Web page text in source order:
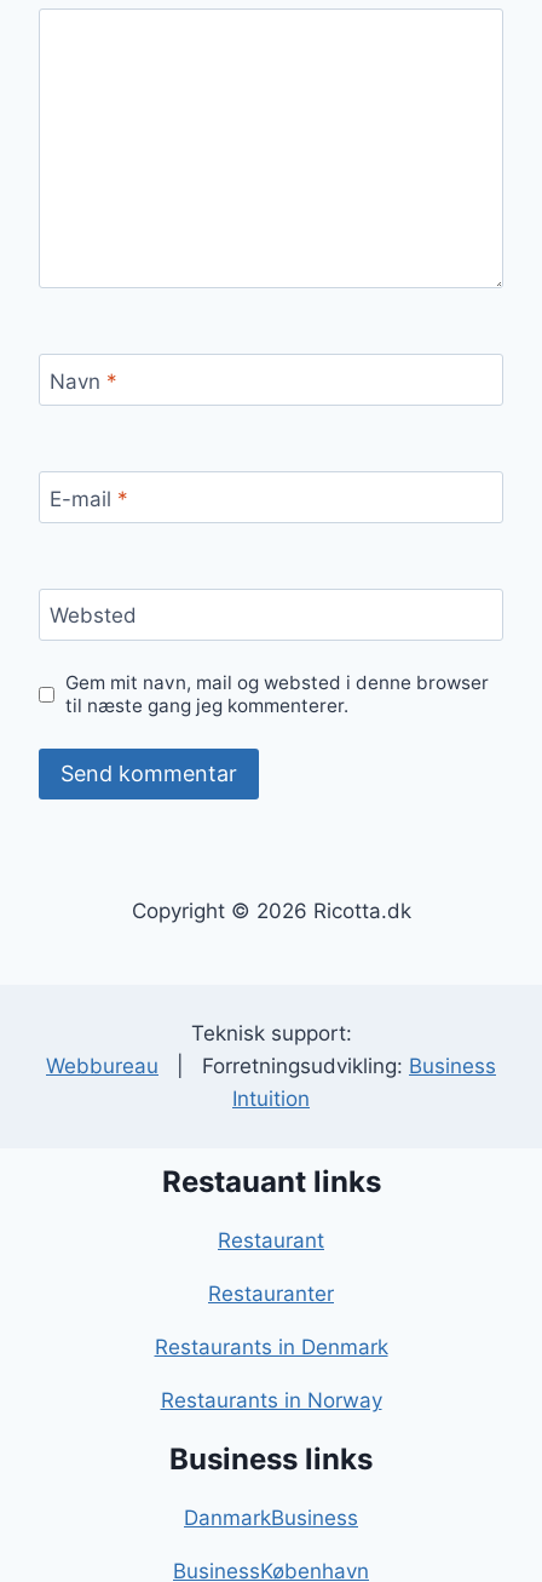
Navn *
E-mail *
Websted
Gem mit navn, mail og websted i denne browser
til næste gang jeg kommenterer.
Copyright © 2026 Ricotta.dk
Teknisk support:
Webbureau | Forretningsudvikling: Business
Intuition
Restauant links
Restaurant
Restauranter
Restaurants in Denmark
Restaurants in Norway
Business links
DanmarkBusiness
BusinessKøbenhavn